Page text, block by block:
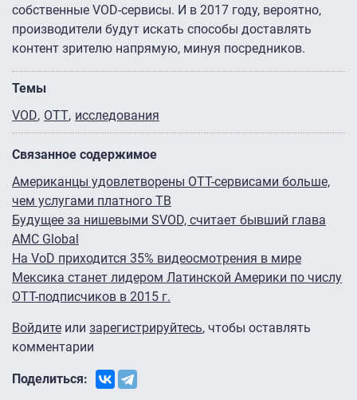
собственные VOD-сервисы. И в 2017 году, вероятно,
производители будут искать способы доставлять
контент зрителю напрямую, минуя посредников.
Темы
VOD OTT исследования
Связанное содержимое
Американцы удовлетворены OTT-сервисами больше,
чем услугами платного ТВ
Будущее за нишевыми SVOD, считает бывший глава
AMC Global
На VoD приходится 35% видеосмотрения в мире
Мексика станет лидером Латинской Америки по числу
OTT-подписчиков в 2015 г.
Войдите или зарегистрируйтесь, чтобы оставлять
комментарии
Поделиться: